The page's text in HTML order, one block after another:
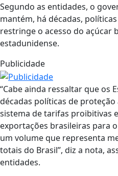
Segundo as entidades, o
mantém, há décadas,
restringe o acesso do açúcar
estadunidense.
Publicidade
“Cabe ainda ressaltar que os
décadas políticas de
sistema de tarifas proibitivas
exportações brasileiras para
um volume que representa
totais do Brasil”, diz a nota,
entidades.